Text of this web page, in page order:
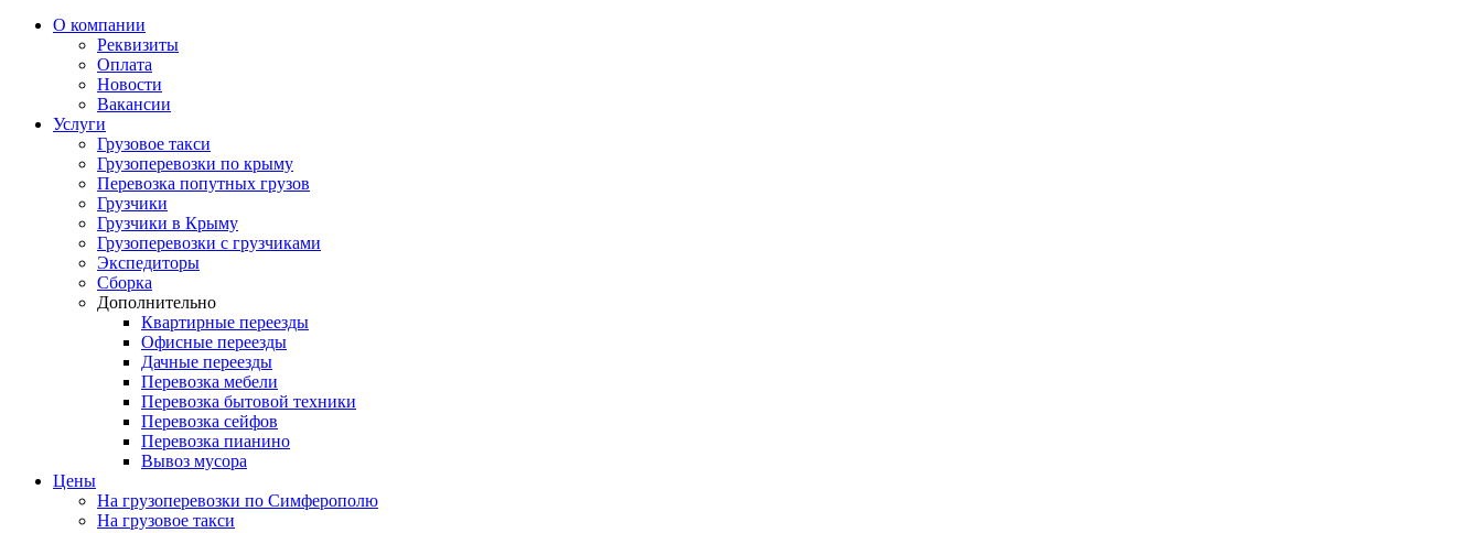
О компании
Реквизиты
Оплата
Новости
Вакансии
Услуги
Грузовое такси
Грузоперевозки по крыму
Перевозка попутных грузов
Грузчики
Грузчики в Крыму
Грузоперевозки с грузчиками
Экспедиторы
Сборка
Дополнительно
Квартирные переезды
Офисные переезды
Дачные переезды
Перевозка мебели
Перевозка бытовой техники
Перевозка сейфов
Перевозка пианино
Вывоз мусора
Цены
На грузоперевозки по Симферополю
На грузовое такси